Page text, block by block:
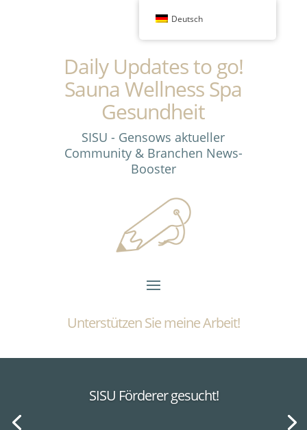
Daily Updates to go!
Sauna Wellness Spa
Gesundheit
SISU - Gensows aktueller
Community & Branchen News-
Booster
Unterstützen Sie meine Arbeit!
SISU Förderer gesucht!
Deutsch